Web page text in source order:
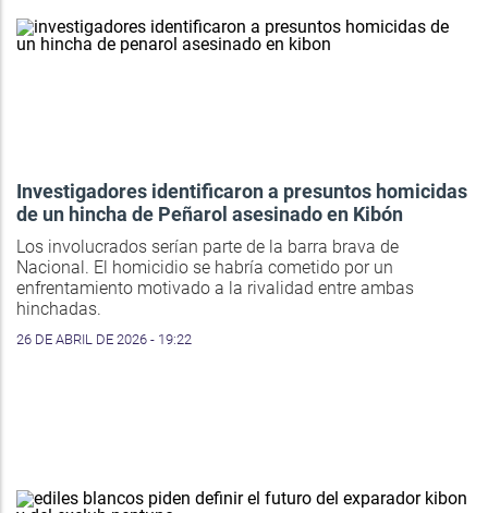
Investigadores identificaron a presuntos homicidas
de un hincha de Peñarol asesinado en Kibón
Los involucrados serían parte de la barra brava de
Nacional. El homicidio se habría cometido por un
enfrentamiento motivado a la rivalidad entre ambas
hinchadas.
26 DE ABRIL DE 2026 - 19:22